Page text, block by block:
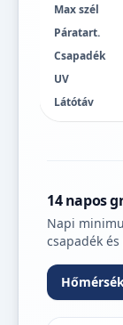
Max szél
Páratart.
Csapadék
UV
Látótáv
14 napos
Napi
csapadék